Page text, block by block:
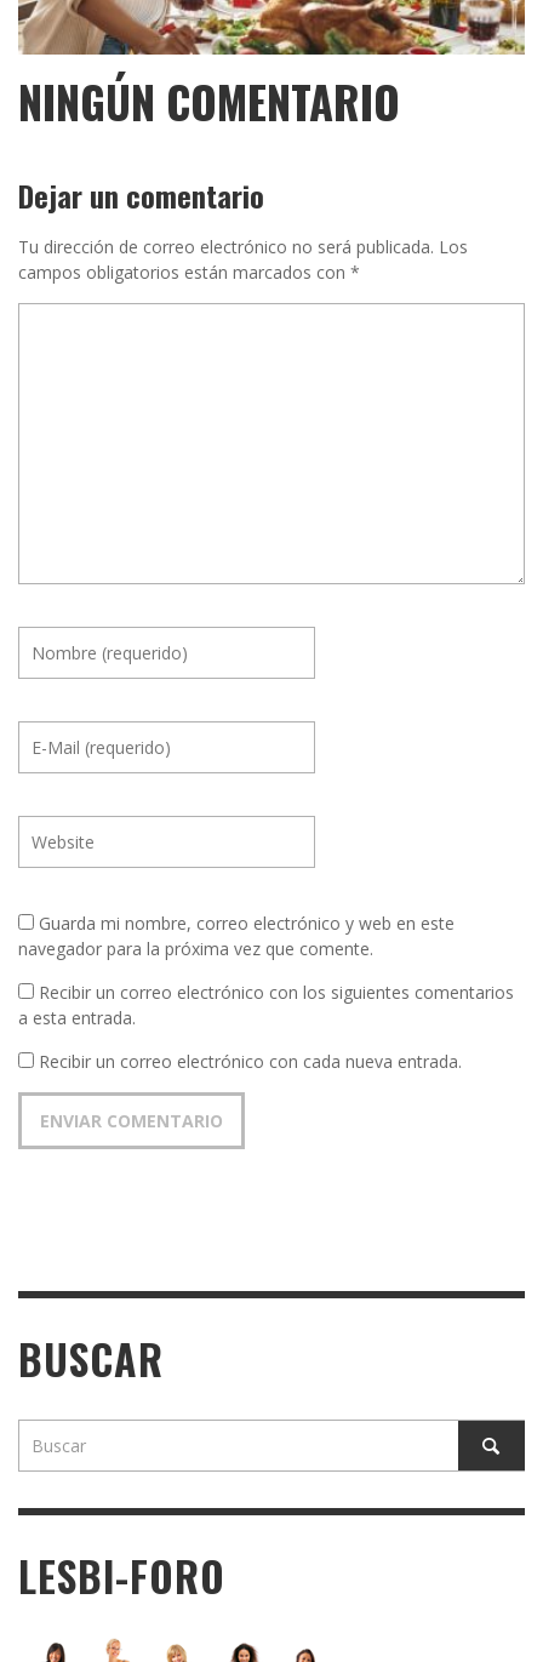
NINGÚN COMENTARIO
Dejar un comentario
Tu dirección de correo electrónico no será publicada. Los
campos obligatorios están marcados con *
Guarda mi nombre, correo electrónico y web en este
navegador para la próxima vez que comente.
Recibir un correo electrónico con los siguientes comentarios
a esta entrada.
Recibir un correo electrónico con cada nueva entrada.
BUSCAR
LESBI-FORO